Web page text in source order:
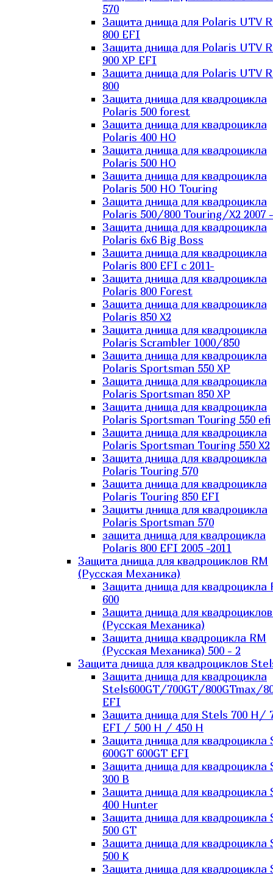
570
Защита днища для Polaris UTV
800 EFI
Защита днища для Polaris UTV
900 XP EFI
Защита днища для Polaris UTV
800
Защита днища для квадроцикла
Polaris 500 forest
Защита днища для квадроцикла
Polaris 400 HO
Защита днища для квадроцикла
Polaris 500 HO
Защита днища для квадроцикла
Polaris 500 HO Touring
Защита днища для квадроцикла
Polaris 500/800 Touring/X2 2007 -
Защита днища для квадроцикла
Polaris 6х6 Big Boss
Защита днища для квадроцикла
Polaris 800 EFI с 2011-
Защита днища для квадроцикла
Polaris 800 Forest
Защита днища для квадроцикла
Polaris 850 X2
Защита днища для квадроцикла
Polaris Scrambler 1000/850
Защита днища для квадроцикла
Polaris Sportsman 550 XP
Защита днища для квадроцикла
Polaris Sportsman 850 XP
Защита днища для квадроцикла
Polaris Sportsman Touring 550 efi
Защита днища для квадроцикла
Polaris Sportsman Touring 550 X2
Защита днища для квадроцикла
Polaris Touring 570
Защита днища для квадроцикла
Polaris Touring 850 EFI
Защиты днища для квадроцикла
Polaris Sportsman 570
защита днища для квадроцикла
Polaris 800 EFI 2005 -2011
Защита днища для квадроциклов RM
(Русская Механика)
Защита днища для квадроцикла
600
Защита днища для
(Русская Механика)
Защита днища квадроцикла RM
(Русская Механика) 500 - 2
Защита днища для квадроциклов
Защита днища для квадроцикла
Stels600GT/700GT/800GTmax/
EFI
Защита днища для Stels 700 H/
EFI / 500 H / 450 H
Защита днища для квадроцикла
600GT 600GT EFI
Защита днища для квадроцикла
300 B
Защита днища для квадроцикла
400 Hunter
Защита днища для квадроцикла
500 GT
Защита днища для квадроцикла
500 K
Защита днища для квадроцикла